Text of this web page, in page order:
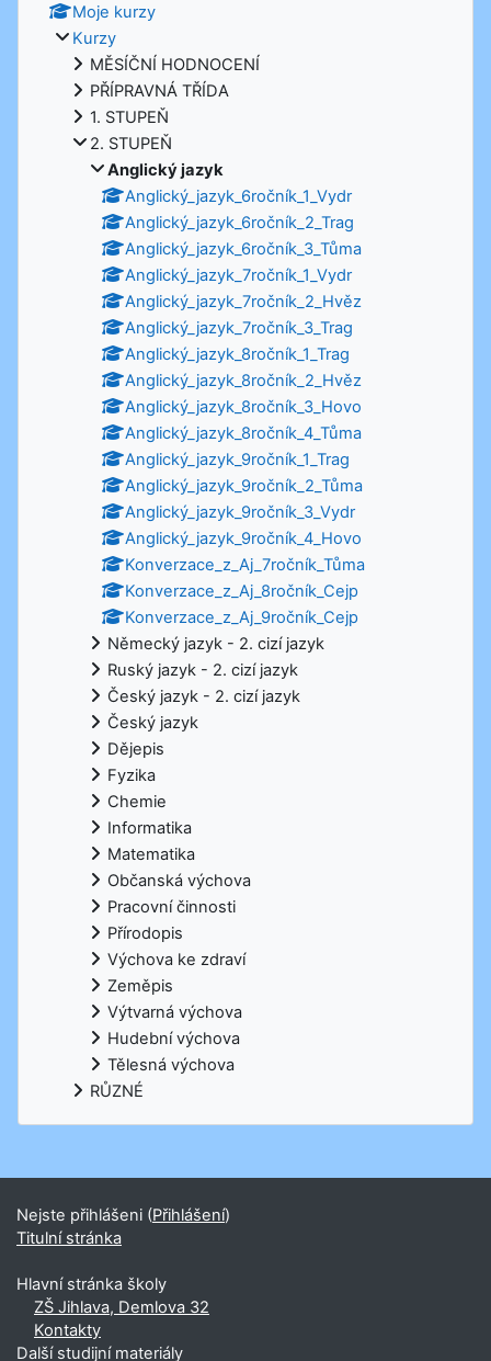
Moje kurzy
Kurzy
MĚSÍČNÍ HODNOCENÍ
PŘÍPRAVNÁ TŘÍDA
1. STUPEŇ
2. STUPEŇ
Anglický jazyk
Anglický_jazyk_6ročník_1_Vydr
Anglický_jazyk_6ročník_2_Trag
Anglický_jazyk_6ročník_3_Tůma
Anglický_jazyk_7ročník_1_Vydr
Anglický_jazyk_7ročník_2_Hvěz
Anglický_jazyk_7ročník_3_Trag
Anglický_jazyk_8ročník_1_Trag
Anglický_jazyk_8ročník_2_Hvěz
Anglický_jazyk_8ročník_3_Hovo
Anglický_jazyk_8ročník_4_Tůma
Anglický_jazyk_9ročník_1_Trag
Anglický_jazyk_9ročník_2_Tůma
Anglický_jazyk_9ročník_3_Vydr
Anglický_jazyk_9ročník_4_Hovo
Konverzace_z_Aj_7ročník_Tůma
Konverzace_z_Aj_8ročník_Cejp
Konverzace_z_Aj_9ročník_Cejp
Německý jazyk - 2. cizí jazyk
Ruský jazyk - 2. cizí jazyk
Český jazyk - 2. cizí jazyk
Český jazyk
Dějepis
Fyzika
Chemie
Informatika
Matematika
Občanská výchova
Pracovní činnosti
Přírodopis
Výchova ke zdraví
Zeměpis
Výtvarná výchova
Hudební výchova
Tělesná výchova
RŮZNÉ
Nejste přihlášeni (Přihlášení)
Titulní stránka
Hlavní stránka školy
ZŠ Jihlava, Demlova 32
Kontakty
Další studijní materiály